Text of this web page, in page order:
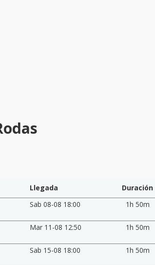
Llegada
Duración
Sab 08-08 18:00 1h 50m
Mar 11-08 12:50 1h 50m
Sab 15-08 18:00 1h 50m